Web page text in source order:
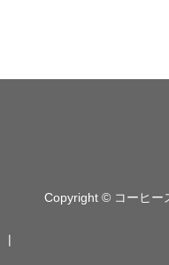
Copyright © コーヒー